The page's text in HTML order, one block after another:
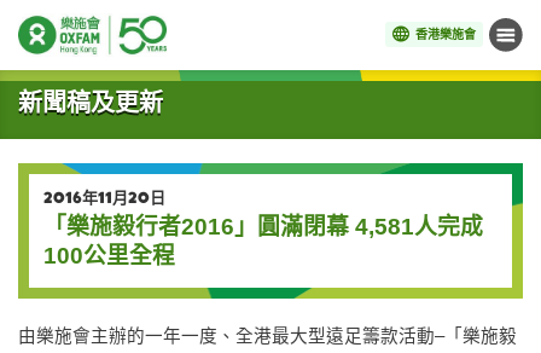
香港樂施會 目錄
開始主要內容
新聞稿及更新
2016年11月20日
「樂施毅行者2016」圓滿閉幕 4,581人完成
100公里全程
由樂施會主辦的一年一度、全港最大型遠足籌款活動–「樂施毅